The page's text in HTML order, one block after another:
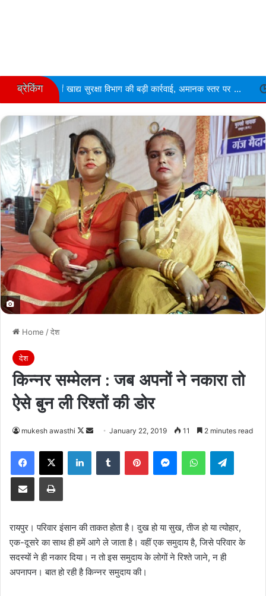
ब्रेकिंग
सुरक्षा विभाग की बड़ी कार्रवाई, अमानक स्तर पर ... Narmdapuram
Home /देश
देश
किन्नर सम्मेलन : जब अपनों ने नकारा तो
ऐसे बुन ली रिश्तों की डोर
mukesh awasthi
Follow
Send
email
January 22, 2019 11 2 minutes read
Facebook
X LinkedInTumblr PinterestMessengerWhatsApp
Share via Email Print
रायपुर। परिवार इंसान की ताकत होता है। दुख हो या सुख, तीज हो या त्योहार,
एक-दूसरे का साथ ही हमें आगे ले जाता है। वहीं एक समुदाय है, जिसे परिवार के
सदस्यों ने ही नकार दिया। न तो इस समुदाय के लोगों ने रिश्ते जाने, न ही
अपनापन। बात हो रही है किन्नर समुदाय की।